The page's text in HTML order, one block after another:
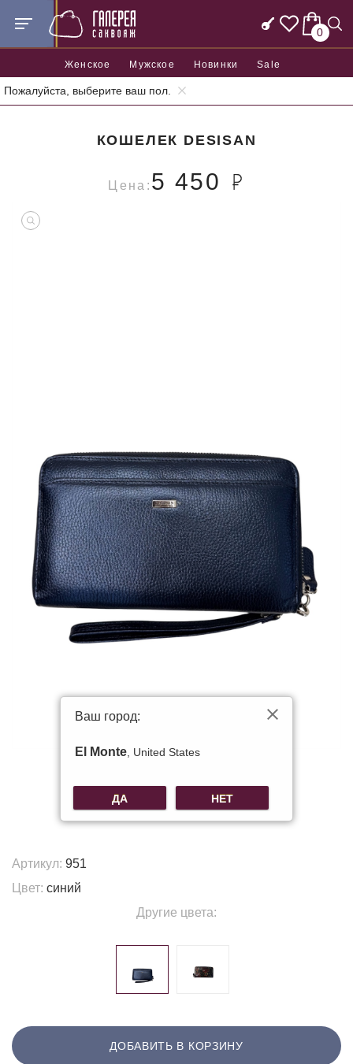
0
Женское Мужское Новинки Sale
Пожалуйста, выберите ваш пол.
Главная Аксессуары Кошельки
КОШЕЛЕК DESISAN
Цена: 5 450
Артикул: 951
Цвет: синий
Другие цвета:
ДОБАВИТЬ В КОРЗИНУ
Ваш город:
El Monte , United States
ДА НЕТ